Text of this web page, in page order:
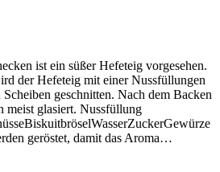
ist ein süßer Hefeteig vorgesehen.
der Hefeteig mit einer Nussfüllungen
geschnitten. Nach dem Backen
meist glasiert. Nussfüllung
geröstet, damit das Aroma…